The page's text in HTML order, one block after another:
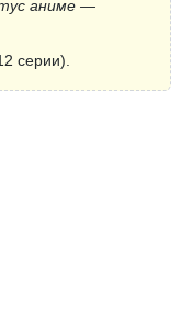
аниме —
серии).